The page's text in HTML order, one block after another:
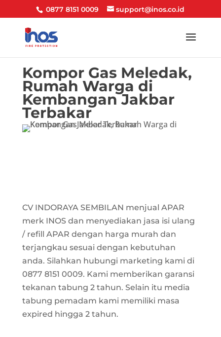
0877 8151 0009 support@inos.co.id
Kompor Gas Meledak,
Rumah Warga di
Kembangan Jakbar
Terbakar
CV INDORAYA SEMBILAN menjual APAR
merk INOS dan menyediakan jasa isi ulang
/ refill APAR dengan harga murah dan
terjangkau sesuai dengan kebutuhan
anda. Silahkan hubungi marketing kami di
0877 8151 0009. Kami memberikan garansi
tekanan tabung 2 tahun. Selain itu media
tabung pemadam kami memiliki masa
expired hingga 2 tahun.